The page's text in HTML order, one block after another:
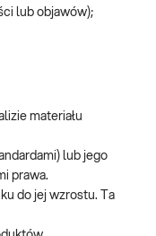
lub objawów);
materiału
lub jego
prawa.
do jej wzrostu. Ta